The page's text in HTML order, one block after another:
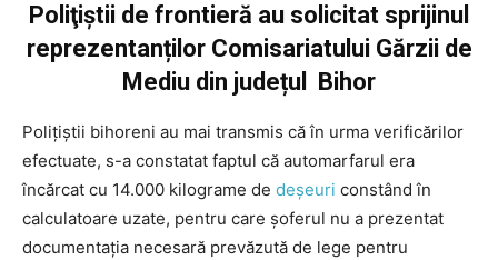
Poliţiştii de frontieră au solicitat sprijinul
reprezentanților Comisariatului Gărzii de
Mediu din județul Bihor
Polițiștii bihoreni au mai transmis că în urma verificărilor
efectuate, s-a constatat faptul că automarfarul era
încărcat cu 14.000 kilograme de deșeuri constând în
calculatoare uzate, pentru care șoferul nu a prezentat
documentația necesară prevăzută de lege pentru